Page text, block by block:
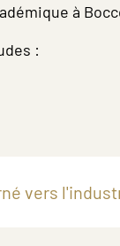
à
:
vers